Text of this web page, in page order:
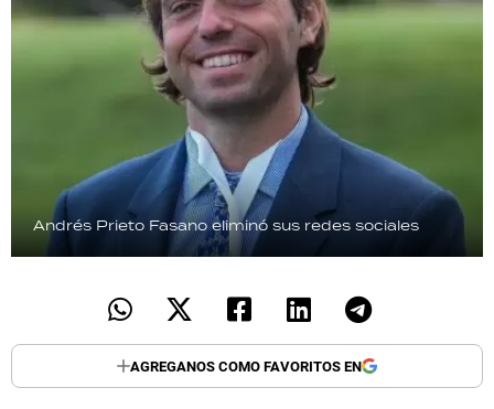
Andrés Prieto Fasano eliminó sus redes sociales
AGREGANOS COMO FAVORITOS EN
Seguinos